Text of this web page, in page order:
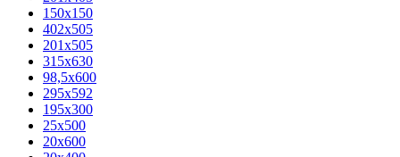
150x150
402x505
201x505
315x630
98,5х600
295x592
195х300
25x500
20х600